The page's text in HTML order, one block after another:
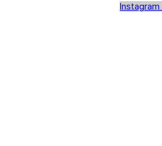
Instagram